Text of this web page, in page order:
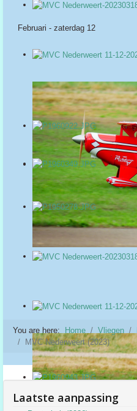
Februari - zaterdag 12
You are here: Home Vliegen
MVC Nederweert (2023)
Laatste aanpassing